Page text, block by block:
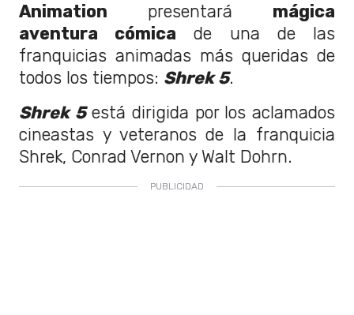
Animation presentará mágica
aventura cómica de una de las
franquicias animadas más queridas de
todos los tiempos: Shrek 5.
Shrek 5 está dirigida por los aclamados
cineastas y veteranos de la franquicia
Shrek, Conrad Vernon y Walt Dohrn.